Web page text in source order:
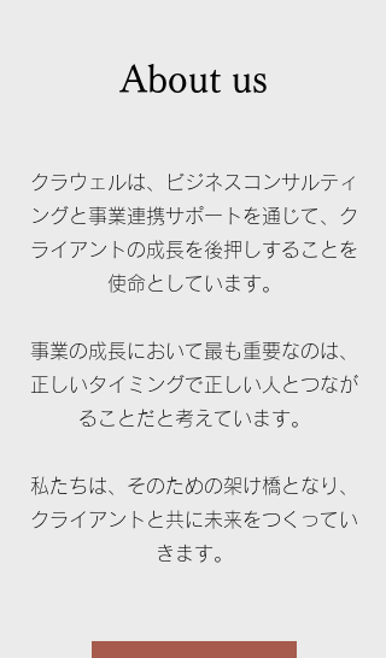
About us
クラウェルは、ビジネスコンサルティ
ングと事業連携サポートを通じて、ク
ライアントの成長を後押しすることを
使命としています。
事業の成長において最も重要なのは、
正しいタイミングで正しい人とつなが
ることだと考えています。
私たちは、そのための架け橋となり、
クライアントと共に未来をつくってい
きます。